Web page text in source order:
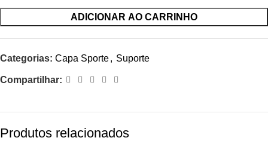
ADICIONAR AO CARRINHO
Categorias: Capa Sporte, Suporte
Compartilhar:
Produtos relacionados